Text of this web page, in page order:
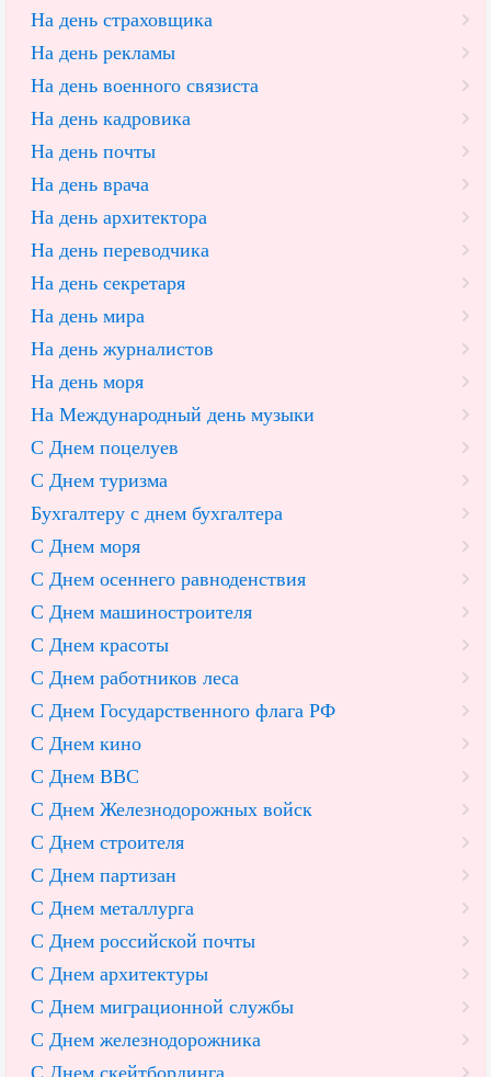
На день страховщика
На день рекламы
На день военного связиста
На день кадровика
На день почты
На день врача
На день архитектора
На день переводчика
На день секретаря
На день мира
На день журналистов
На день моря
На Международный день музыки
С Днем поцелуев
С Днем туризма
Бухгалтеру с днем бухгалтера
С Днем моря
С Днем осеннего равноденствия
С Днем машиностроителя
С Днем красоты
С Днем работников леса
С Днем Государственного флага РФ
С Днем кино
С Днем ВВС
С Днем Железнодорожных войск
С Днем строителя
С Днем партизан
С Днем металлурга
С Днем российской почты
С Днем архитектуры
С Днем миграционной службы
С Днем железнодорожника